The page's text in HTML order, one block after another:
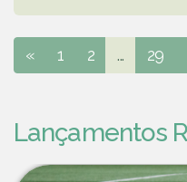
« 1 2 ... 29
Lançamentos